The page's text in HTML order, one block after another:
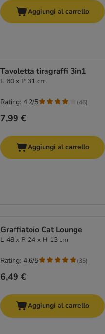
Aggiungi al carrello
Tavoletta tiragraffi 3in1
L 60 x P 31 cm
7,99 €
Rating: 4.2/5 (46)
Aggiungi al carrello
Graffiatoio Cat Lounge
L 48 x P 24 x H 13 cm
6,49 €
Rating: 4.6/5 (35)
Aggiungi al carrello